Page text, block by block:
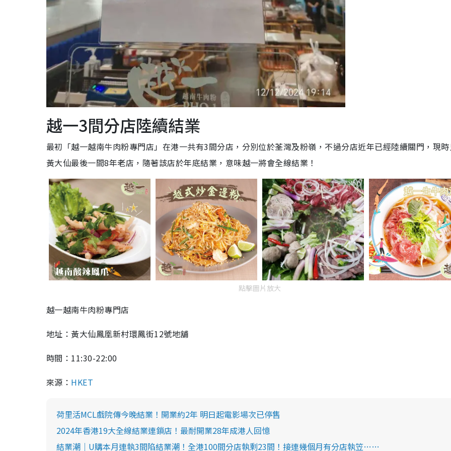
越一3間分店陸續結業
最初「越一越南牛肉粉專門店」在港一共有3間分店，分別位於荃灣及粉嶺，不過分店近年已經陸續關門，現
黃大仙最後一間8年老店，隨著該店於年底結業，意味越一將會全線結業！
點擊圖片放大
越一越南牛肉粉專門店
地址：黃大仙鳳凰新村環鳳街12號地舖
時間：11:30-22:00
來源： HKET
荷里活MCL戲院傳今晚結業！開業約2年 明日起電影場次已停售
2024年香港19大全線結業連鎖店！最耐開業28年成港人回憶
結業潮｜U購本月連執3間陷結業潮！全港100間分店執剩23間！接連幾個月有分店執笠……